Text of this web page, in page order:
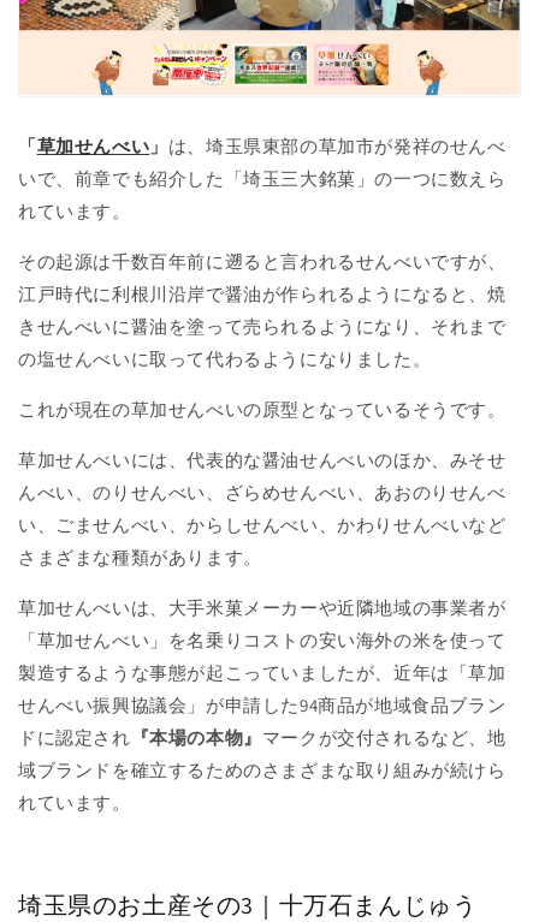
「草加せんべい 」 は、埼玉県東部の草加市が発祥のせんべ
いで、前章でも紹介した「埼玉三大銘菓」の一つに数えら
れています。
その起源は千数百年前に遡ると言われるせんべいですが、
江戸時代に利根川沿岸で醤油が作られるようになると、焼
きせんべいに醤油を塗って売られるようになり、それまで
の塩せんべいに取って代わるようになりました。
これが現在の草加せんべいの原型となっているそうです。
草加せんべいには、代表的な醤油せんべいのほか、みそせ
んべい、のりせんべい、ざらめせんべい、あおのりせんべ
い、ごませんべい、からしせんべい、かわりせんべいなど
さまざまな種類があります。
草加せんべいは、大手米菓メーカーや近隣地域の事業者が
「草加せんべい」を名乗りコストの安い海外の米を使って
製造するような事態が起こっていましたが、近年は「草加
せんべい振興協議会」が申請した94商品が地域食品ブラン
ドに認定され 『本場の本物』 マークが交付されるなど、地
域ブランドを確立するためのさまざまな取り組みが続けら
れています。
埼玉県のお土産その3｜十万石まんじゅう